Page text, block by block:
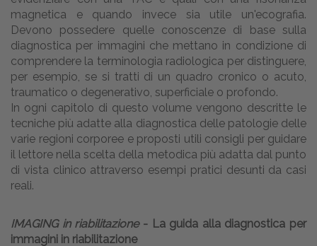
magnetica e quando invece sia utile un'ecografia.
Devono possedere quelle conoscenze di base sulla
diagnostica per immagini che mettano in condizione di
comprendere la terminologia radiologica per distinguere,
per esempio, se si tratti di un quadro cronico o acuto,
traumatico o degenerativo, superficiale o profondo.
In ogni capitolo di questo volume vengono descritte le
tecniche più adatte alla diagnostica delle patologie delle
varie regioni corporee e proposti utili consigli per guidare
il lettore nella scelta della metodica più adatta dal punto
di vista clinico attraverso esempi pratici desunti da casi
reali.
IMAGING in riabilitazione- La guida alla diagnostica per
immagini in riabilitazione